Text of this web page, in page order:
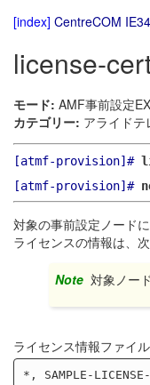
[index] CentreCOM
license-
モード: AMF事前設定
カテゴリー: アライド
[atmf-provision]#
[atmf-provision]#
対象の事前設定ノード
ライセンスの情報は、
Note 対象ノー
ライセンス情報ファイ
*, SAMPLE-LICENSE-